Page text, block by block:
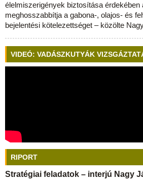
élelmiszerigények biztosítása érdekében
meghosszabbítja a gabona-, olajos- és
bejelentési kötelezettséget – közölte
VIDEÓ: VADÁSZKUTYÁK
RIPORT
Stratégiai feladatok – interjú Nagy